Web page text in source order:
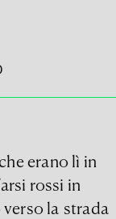
erano lì in
rossi in
la strada